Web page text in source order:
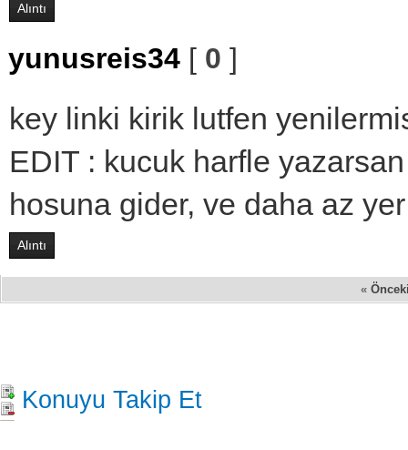
Alıntı
yunusreis34 [ 0 ]
key linki kirik lutfen
EDIT : kucuk harfle
hosuna gider, ve daha az
Alıntı
«
Konuyu Takip Et